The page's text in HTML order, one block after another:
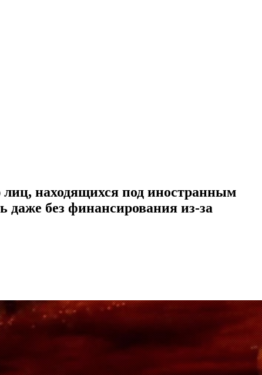
находящихся под иностранным
даже без финансирования из-за